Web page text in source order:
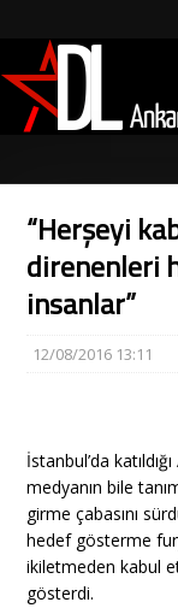
“Herşeyi
direnenleri
insanlar”
12/08/2016 13:11
İstanbul’da
medyanın bile
girme çabasını
hedef gösterme
ikiletmeden kabul
gösterdi.